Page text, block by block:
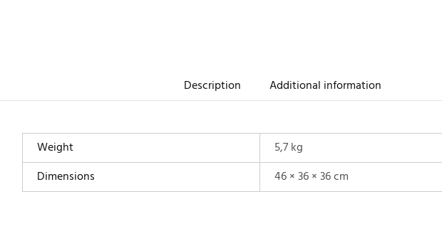
Description Additional information
Weight
5,7 kg
Dimensions
46 × 36 × 36 cm